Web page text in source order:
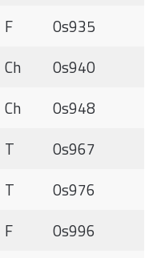
F
0s935
Ch
0s940
Ch
0s948
T
0s967
T
0s976
F
0s996